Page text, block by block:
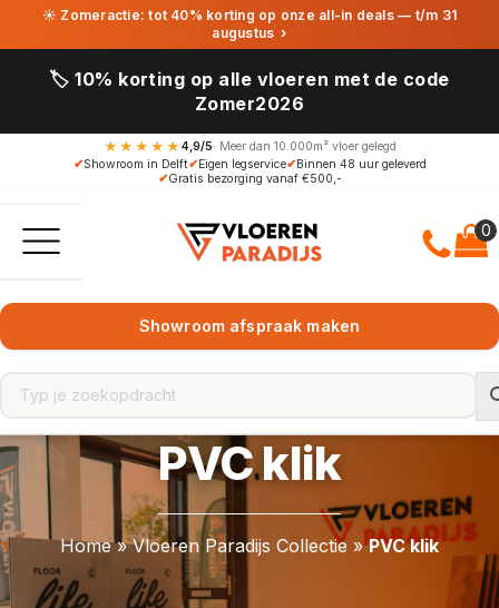
☀ Zomeractie: tot 40% korting op onze all-in deals — t/m 31
augustus ›
🏷️ 10% korting op alle vloeren met de code
Zomer2026
★★★★★ 4,9/5· Meer dan 10.000m² vloer gelegd
✔Showroom in Delft✔Eigen legservice✔Binnen 48 uur geleverd
✔Gratis bezorging vanaf €500,-
Showroom afspraak maken
PVC klik
Home»Vloeren Paradijs Collectie »PVC klik